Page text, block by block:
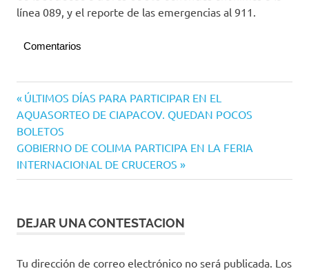
línea 089, y el reporte de las emergencias al 911.
Comentarios
Navegación
de
entradas
Entrada
anterior:
ÚLTIMOS DÍAS PARA PARTICIPAR EN EL
AQUASORTEO DE CIAPACOV. QUEDAN POCOS
BOLETOS
Siguiente
entrada:
GOBIERNO DE COLIMA PARTICIPA EN LA FERIA
INTERNACIONAL DE CRUCEROS
DEJAR UNA CONTESTACION
Tu dirección de correo electrónico no será publicada. Los